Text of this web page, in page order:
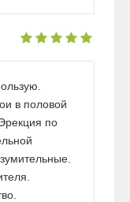
в половой
по